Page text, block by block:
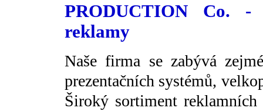
PRODUCTION Co. -
reklamy
Naše firma se zabývá
prezentačních systémů,
Široký sortiment reklamních